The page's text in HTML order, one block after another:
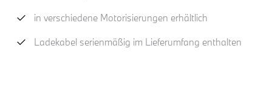
in verschiedene Motorisierungen erhältlich
Ladekabel serienmäßig im Lieferumfang enthalten